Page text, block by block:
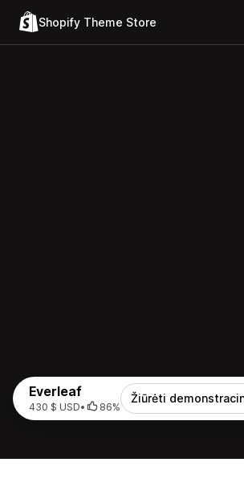
Shopify Theme Store
Everleaf
430 $ USD• 86%
Žiūrėti